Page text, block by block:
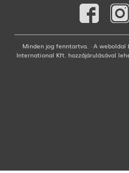
Minden jog fenntartva. · A
International Kft. hozzájárulásával